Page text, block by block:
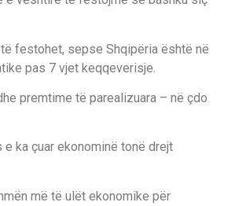
festohet, sepse Shqipëria është në
pas 7 vjet keqqeverisje.
premtime të parealizuara – në çdo
e ka çuar ekonominë tonë drejt
më të ulët ekonomike për